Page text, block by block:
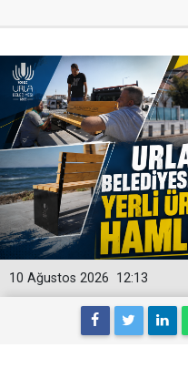
12:13
10 Ağustos 2026